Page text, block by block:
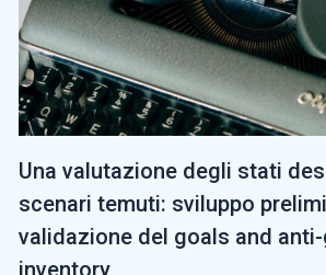
Una valutazione degli stati
scenari temuti: sviluppo
validazione del goals and
inventory